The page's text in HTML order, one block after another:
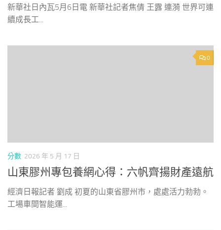
新華社日內瓦5月6日電 新華社記者焦倩 王露 連漪 世界可連
續成長工...
0
分數 2026 年 5 月 17 日
山東膠州專包養網心得：六帆齊揚財產遠航
經濟日報記者 劉成 初夏的山東省膠州市，處處活力勃勃。
工場車間智能運...